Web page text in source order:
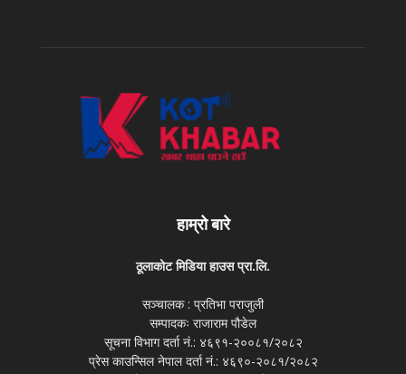
हाम्रो बारे
ठूलाकोट मिडिया हाउस प्रा.लि.
सञ्चालक : प्रतिभा पराजुली
सम्पादकः राजाराम पौडेल
सूचना विभाग दर्ता नं.: ४६९१-२००८१/२०८२
प्रेस काउन्सिल नेपाल दर्ता नं.: ४६९०-२०८१/२०८२